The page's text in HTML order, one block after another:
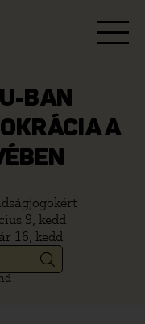
BAN
A
9, kedd
16, kedd